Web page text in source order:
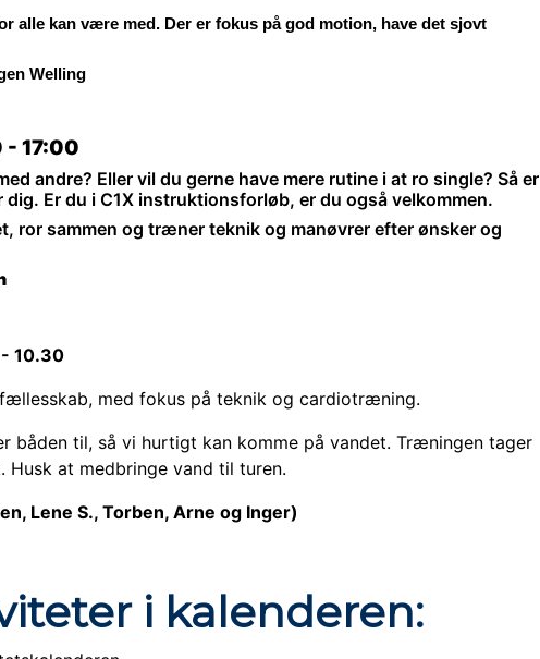
alle kan være med. Der er fokus på god motion, have det sjovt
Welling
- 17:00
andre? Eller vil du gerne have mere rutine i at ro single? Så er
Er du i C1X instruktionsforløb, er du også velkommen.
ror sammen og træner teknik og manøvrer efter ønsker og
10.30
med fokus på teknik og cardiotræning.
båden til, så vi hurtigt kan komme på vandet. Træningen tager
Husk at medbringe vand til turen.
Lene S., Torben, Arne og Inger)
i kalenderen: